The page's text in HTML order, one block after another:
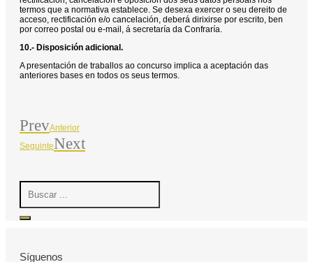
termos que a normativa establece. Se desexa exercer o seu dereito de
acceso, rectificación e/o cancelación, deberá dirixirse por escrito, ben
por correo postal ou e-mail, á secretaría da Confraría.
10.- Disposición adicional.
A presentación de traballos ao concurso implica a aceptación das
anteriores bases en todos os seus termos.
PrevAnterior
SeguinteNext
Search
Síguenos